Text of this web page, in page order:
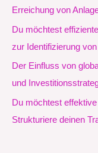
Erreichung von
Du möchtest
zur Identifizierung
Der Einfluss von
und
Du möchtest
Strukturiere deinen